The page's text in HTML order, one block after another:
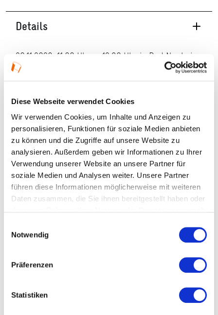
Diese Webseite verwendet Cookies
Wir verwenden Cookies, um Inhalte und Anzeigen zu
personalisieren, Funktionen für soziale Medien anbieten
zu können und die Zugriffe auf unsere Website zu
analysieren. Außerdem geben wir Informationen zu Ihrer
Verwendung unserer Website an unsere Partner für
soziale Medien und Analysen weiter. Unsere Partner
führen diese Informationen möglicherweise mit weiteren
Daten zusammen, die Sie ihnen bereitgestellt haben oder
Notwendig
Präferenzen
Statistiken
Details
28.11.2026, 11:00 Uhr — 12:30 Uhr in Bad Nauheim
Veranstaltungstyp:Workshop
Kosten und Anmeldung
Ort und Anfahrt
Veranstaltet von